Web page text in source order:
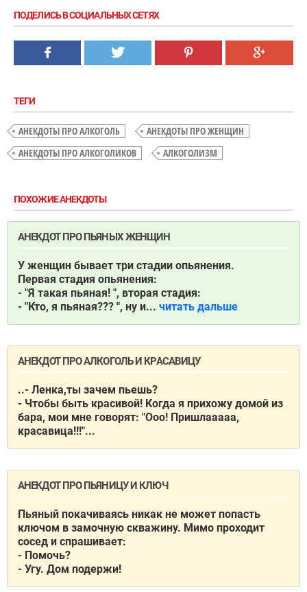
ПОДЕЛИСЬ В СОЦИАЛЬНЫХ СЕТЯХ
ТЕГИ
АНЕКДОТЫ ПРО АЛКОГОЛЬ
АНЕКДОТЫ ПРО ЖЕНЩИН
АНЕКДОТЫ ПРО АЛКОГОЛИКОВ
АЛКОГОЛИЗМ
ПОХОЖИЕ АНЕКДОТЫ
АНЕКДОТ ПРО ПЬЯНЫХ ЖЕНЩИН
У женщин бывает три стадии опьянения.
Первая стадия опьянения:
- "Я такая пьяная! ", вторая стадия:
- "Кто, я пьяная??? ", ну и... читать дальше
АНЕКДОТ ПРО АЛКОГОЛЬ И КРАСАВИЦУ
..- Ленка,ты зачем пьешь?
- Чтобы быть красивой! Когда я прихожу домой из
бара, мои мне говорят: "Ооо! Пришлааааа,
красавица!!!"...
АНЕКДОТ ПРО ПЬЯНИЦУ И КЛЮЧ
Пьяный покачиваясь никак не может попасть
ключом в замочную скважину. Мимо проходит
сосед и спрашивает:
- Помочь?
- Угу. Дом подержи!